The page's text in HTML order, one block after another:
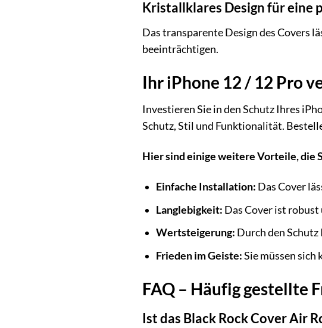
Kristallklares Design für eine
Das transparente Design des Covers
beeinträchtigen.
Ihr iPhone 12 / 12 Pro
Investieren Sie in den Schutz Ihres
Schutz, Stil und Funktionalität.
Hier sind einige weitere Vorteile, die
Einfache Installation: Das Cover
Langlebigkeit: Das Cover ist robust
Wertsteigerung: Durch den
Frieden im Geiste:Sie müssen sich
FAQ – Häufig gestellte
Ist das Black Rock Cover Air